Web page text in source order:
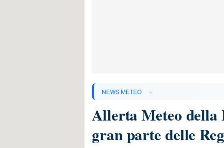
NEWS METEO »
Allerta Meteo
gran parte delle